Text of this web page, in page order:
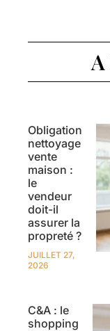
A
Obligation
nettoyage
vente
maison :
le
vendeur
doit-il
assurer la
propreté ?
JUILLET 27,
2026
C&A : le
shopping